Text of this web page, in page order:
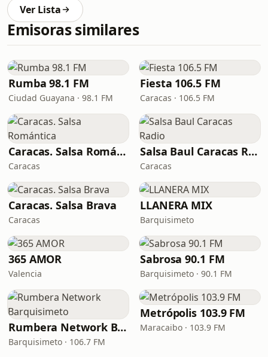
Ver Lista
Emisoras similares
Rumba 98.1 FM
Ciudad Guayana · 98.1 FM
Fiesta 106.5 FM
Caracas · 106.5 FM
Caracas. Salsa Romántica
Caracas
Salsa Baul Caracas Radio
Caracas
Caracas. Salsa Brava
Caracas
LLANERA MIX
Barquisimeto
365 AMOR
Valencia
Sabrosa 90.1 FM
Barquisimeto · 90.1 FM
Rumbera Network Barquisimeto
Barquisimeto · 106.7 FM
Metrópolis 103.9 FM
Maracaibo · 103.9 FM